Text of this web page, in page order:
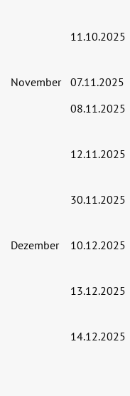
11.10.2025
November
07.11.2025
08.11.2025
12.11.2025
30.11.2025
Dezember 10.12.2025
13.12.2025
14.12.2025